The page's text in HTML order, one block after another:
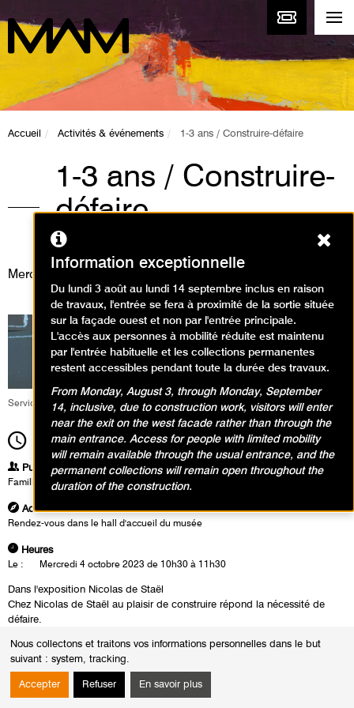
Nous collectons et traitons vos informations personnelles dans le but
suivant : system, tracking.
Accepter Refuser En savoir plus
Accueil Activités & événements 1-3 ans / Construire-défaire
1-3 ans / Construire-
défaire
Visites / Visite multi-sensorielle
Mercredi 4 octobre 2023
Service éducatif et culturel
10h30Durée1h00
Publics
Famille
Adresse
Rendez-vous dans le hall d'accueil du musée
Heures
Le : Mercredi 4 octobre 2023 de 10h30 à 11h30
Dans l'exposition Nicolas de Staël
Chez Nicolas de Staël au plaisir de construire répond la nécessité de
défaire.
ensuite « le défaire » en remettant sans cesse en jeu des éléments afin de
réaliser de nouvelles compositions sur un support aimanté.
Information exceptionnelle
Du lundi 3 août au lundi 14 septembre inclus en raison
de travaux, l'entrée se fera à proximité de la sortie située
sur la façade ouest et non par l'entrée principale.
L'accès aux personnes à mobilité réduite est maintenu
par l'entrée habituelle et les collections permanentes
restent accessibles pendant toute la durée des travaux.
From Monday, August 3, through Monday, September
14, inclusive, due to construction work, visitors will enter
near the exit on the west facade rather than through the
main entrance. Access for people with limited mobility
will remain available through the usual entrance, and the
permanent collections will remain open throughout the
duration of the construction.